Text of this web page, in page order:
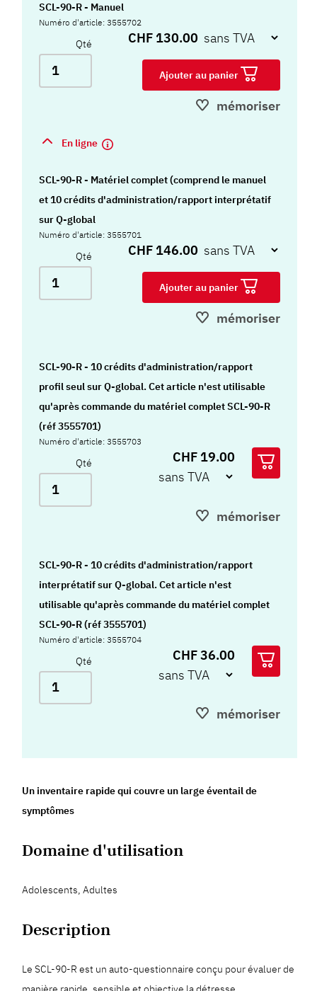
SCL-90-R - Manuel
Numéro d'article: 3555702
Qté CHF 130.00
Ajouter au panier
mémoriser
En ligne
SCL-90-R - Matériel complet (comprend le manuel
et 10 crédits d'administration/rapport interprétatif
sur Q-global
Numéro d'article: 3555701
Qté CHF 146.00
Ajouter au panier
mémoriser
SCL-90-R - 10 crédits d'administration/rapport
profil seul sur Q-global. Cet article n'est utilisable
qu'après commande du matériel complet SCL-90-R
(réf 3555701)
Numéro d'article: 3555703
Qté CHF 19.00
mémoriser
SCL-90-R - 10 crédits d'administration/rapport
interprétatif sur Q-global. Cet article n'est
utilisable qu'après commande du matériel complet
SCL-90-R (réf 3555701)
Numéro d'article: 3555704
Qté CHF 36.00
mémoriser
Un inventaire rapide qui couvre un large éventail de
symptômes
Domaine d'utilisation
Adolescents, Adultes
Description
Le SCL-90-R est un auto-questionnaire conçu pour évaluer de